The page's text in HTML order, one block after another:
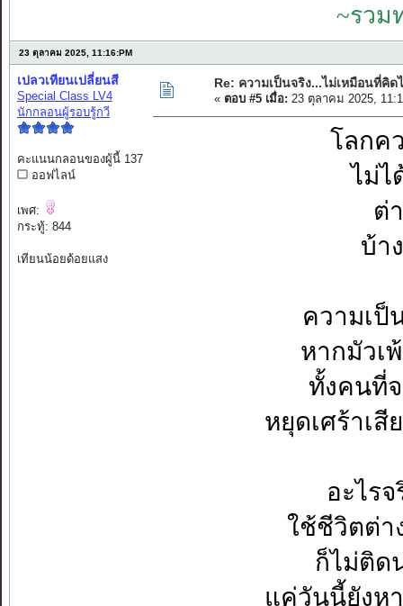
~รวม
23 ตุลาคม 2025, 11:16:PM
เปลวเทียนเปลี่ยนสี
Special Class LV4
นักกลอนผู้รอบรู้กวี
คะแนนกลอนของผู้นี้ 137
ออฟไลน์
เพศ:
กระทู้: 844
เทียนน้อยด้อยแสง
Re: ความเป็นจริง...ไม่เหมือนที่คิด
« ตอบ #5 เมื่อ: 23 ตุลาคม 2025,
โลกค
ไม่ไ
ต่
บ้า
ความเป็
หากมัวเ
ทั้งคนที่
หยุดเศร้าเสี
อะไร
ใช้ชีวิตต่า
ก็ไม่ติด
แค่วันนี้ยังห